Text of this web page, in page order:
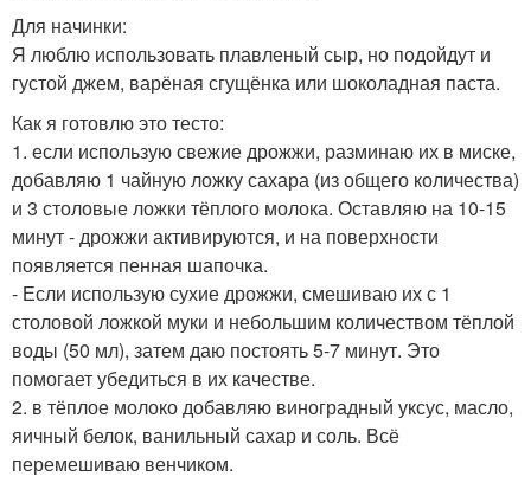
Для начинки:
Я люблю использовать плавленый сыр, но подойдут и
густой джем, варёная сгущёнка или шоколадная паста.
Как я готовлю это тесто:
1. если использую свежие дрожжи, разминаю их в миске,
добавляю 1 чайную ложку сахара (из общего количества)
и 3 столовые ложки тёплого молока. Оставляю на 10-15
минут - дрожжи активируются, и на поверхности
появляется пенная шапочка.
- Если использую сухие дрожжи, смешиваю их с 1
столовой ложкой муки и небольшим количеством тёплой
воды (50 мл), затем даю постоять 5-7 минут. Это
помогает убедиться в их качестве.
2. в тёплое молоко добавляю виноградный уксус, масло,
яичный белок, ванильный сахар и соль. Всё
перемешиваю венчиком.